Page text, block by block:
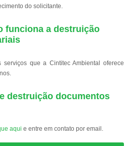
do solicitante.
funciona a destruição
que a Cintitec Ambiental oferece
destruição documentos
aqui e entre em contato por email.